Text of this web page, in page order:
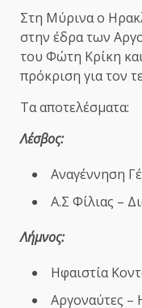
Στη Μύρινα ο
στην έδρα των
του Φώτη Κρίκη
πρόκριση για τον
Τα αποτελέσματα:
Λέσβος:
Αναγέννηση
Α.Σ Φίλιας –
Λήμνος:
Ηφαιστία
Αργοναύτες –